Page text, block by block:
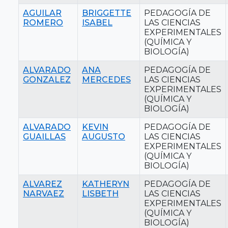
AGUILAR
ROMERO
BRIGGETTE
ISABEL
PEDAGOGÍA DE
LAS CIENCIAS
EXPERIMENTALES
(QUÍMICA Y
BIOLOGÍA)
ALVARADO
GONZALEZ
ANA
MERCEDES
PEDAGOGÍA DE
LAS CIENCIAS
EXPERIMENTALES
(QUÍMICA Y
BIOLOGÍA)
ALVARADO
GUAILLAS
KEVIN
AUGUSTO
PEDAGOGÍA DE
LAS CIENCIAS
EXPERIMENTALES
(QUÍMICA Y
BIOLOGÍA)
ALVAREZ
NARVAEZ
KATHERYN
LISBETH
PEDAGOGÍA DE
LAS CIENCIAS
EXPERIMENTALES
(QUÍMICA Y
BIOLOGÍA)